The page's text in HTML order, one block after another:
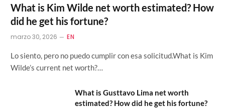
What is Kim Wilde net worth estimated? How
did he get his fortune?
marzo 30, 2026 EN
Lo siento, pero no puedo cumplir con esa solicitud.What is Kim
Wilde’s current net worth?…
What is Gusttavo Lima net worth
estimated? How did he get his fortune?